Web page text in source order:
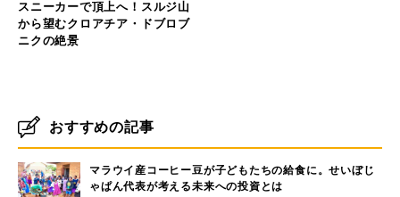
スニーカーで頂上へ！スルジ山
から望むクロアチア・ドブロブ
ニクの絶景
おすすめの記事
マラウイ産コーヒー豆が子どもたちの給食に。せいぼじ
ゃぱん代表が考える未来への投資とは